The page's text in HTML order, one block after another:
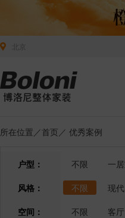
所在位置／首页 ／ 优秀案例
户型： 不限 一
风格：
不限 现代
空间：
不限 客厅